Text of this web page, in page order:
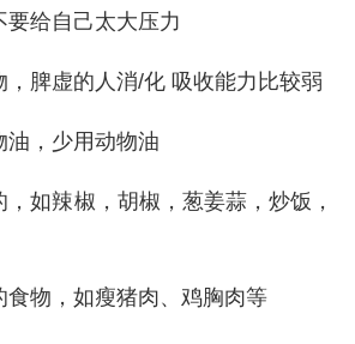
要给自己太大压力
，脾虚的人消/化 吸收能力比较弱
油，少用动物油
如辣椒，胡椒，葱姜蒜，炒饭，
食物，如瘦猪肉、鸡胸肉等